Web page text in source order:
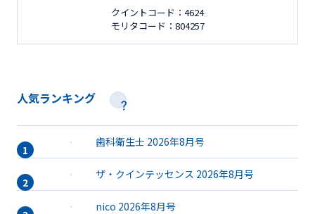
クイントコード：4624
モリタコード：804257
人気ランキング
歯科衛生士 2026年8月号
ザ・クインテッセンス 2026年8月号
nico 2026年8月号